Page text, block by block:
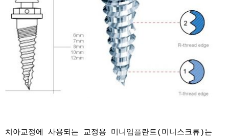
치아교정에 사용되는 교정용 미니임플란트(미니스크류)는